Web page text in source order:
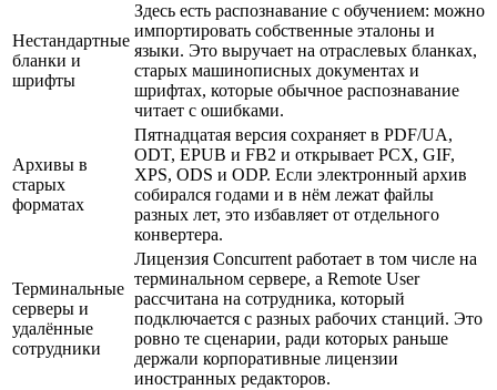
Нестандартные
бланки и
шрифты
Здесь есть распознавание с обучением: можно
импортировать собственные эталоны и
языки. Это выручает на отраслевых бланках,
старых машинописных документах и
шрифтах, которые обычное распознавание
читает с ошибками.
Архивы в
старых
форматах
Пятнадцатая версия сохраняет в PDF/UA,
ODT, EPUB и FB2 и открывает PCX, GIF,
XPS, ODS и ODP. Если электронный архив
собирался годами и в нём лежат файлы
разных лет, это избавляет от отдельного
конвертера.
Терминальные
серверы и
удалённые
сотрудники
Лицензия Concurrent работает в том числе на
терминальном сервере, а Remote User
рассчитана на сотрудника, который
подключается с разных рабочих станций. Это
ровно те сценарии, ради которых раньше
держали корпоративные лицензии
иностранных редакторов.